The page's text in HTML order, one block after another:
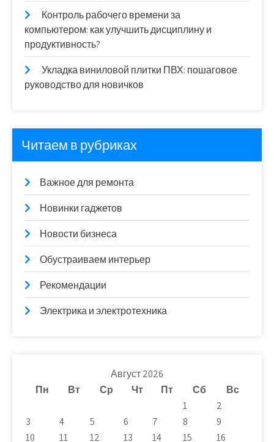
Контроль рабочего времени за
компьютером: как улучшить дисциплину и
продуктивность?
Укладка виниловой плитки ПВХ: пошаговое
руководство для новичков
Читаем в рубриках
Важное для ремонта
Новинки гаджетов
Новости бизнеса
Обустраиваем интерьер
Рекомендации
Электрика и электротехника
Август 2026
Пн
Вт Ср Чт Пт Сб
Вс
1
2
3
4 5 6 7 8
9
10
11 12 13 14 15 16